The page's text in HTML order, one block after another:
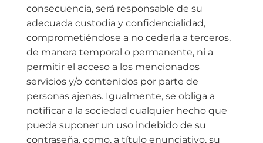
consecuencia, será responsable de su
adecuada custodia y confidencialidad,
comprometiéndose a no cederla a terceros,
de manera temporal o permanente, ni a
permitir el acceso a los mencionados
servicios y/o contenidos por parte de
personas ajenas. Igualmente, se obliga a
notificar a la sociedad cualquier hecho que
pueda suponer un uso indebido de su
contraseña, como, a título enunciativo, su